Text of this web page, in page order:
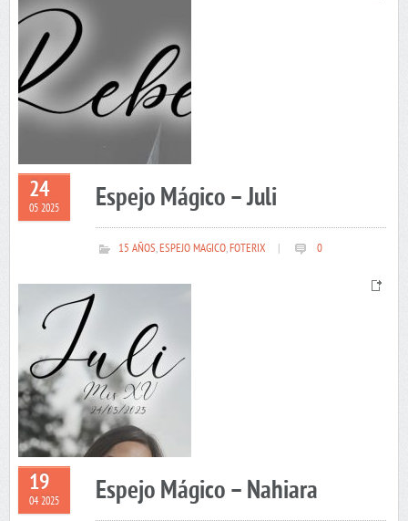
24
05 2025 Espejo Mágico – Juli
15 AÑOS,ESPEJO MAGICO,FOTERIX 0
19
04 2025 Espejo Mágico – Nahiara